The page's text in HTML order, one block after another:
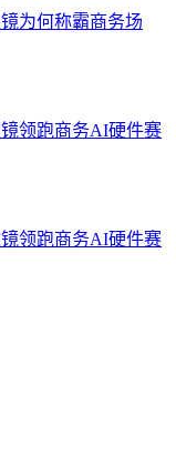
为何称霸商务场
领跑商务AI硬件赛
领跑商务AI硬件赛